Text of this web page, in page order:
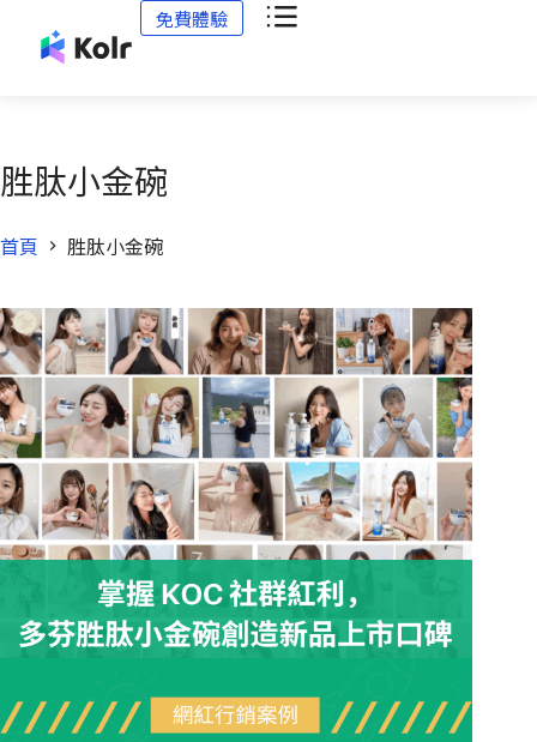
免費體驗
胜肽小金碗
首頁 胜肽小金碗